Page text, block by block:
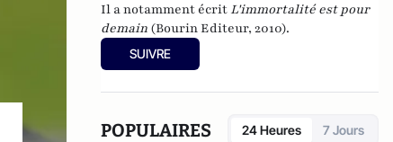
Il a notamment écrit L'immortalité est pour
demain (Bourin Editeur, 2010).
SUIVRE
POPULAIRES 24 Heures 7 Jours